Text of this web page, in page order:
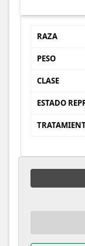
RAZA
PESO
CLASE
ESTADO